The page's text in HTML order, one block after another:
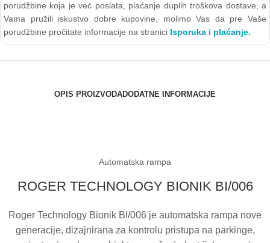
porudžbine koja je već poslata, plaćanje duplih troškova dostave, a
Vama pružili iskustvo dobre kupovine, molimo Vas da pre Vaše
porudžbine pročitate informacije na stranici Isporuka i plaćanje.
OPIS PROIZVODADODATNE INFORMACIJE
Automatska rampa
ROGER TECHNOLOGY BIONIK BI/006
Roger Technology Bionik BI/006 je automatska rampa nove
generacije, dizajnirana za kontrolu pristupa na parkinge,